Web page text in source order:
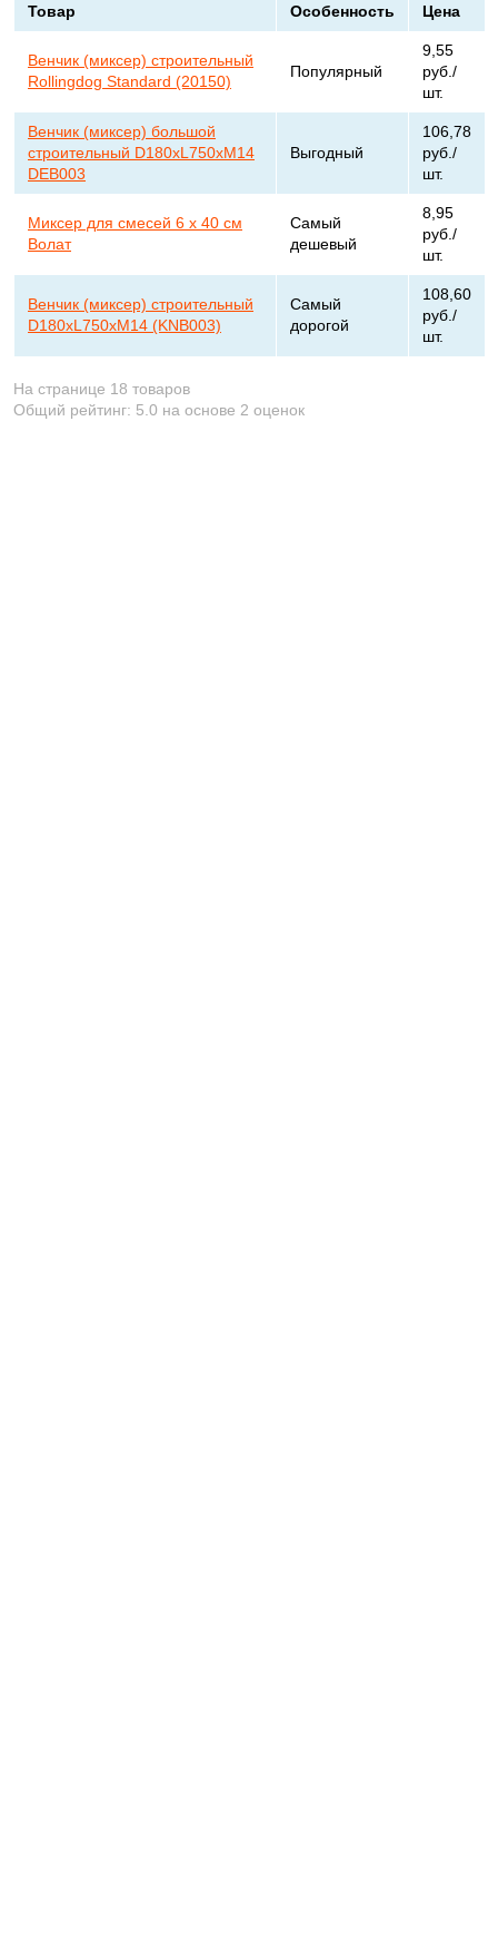
Товар Особенность Цена
Венчик (миксер) строительный
Rollingdog Standard (20150)
Популярный
9,55
руб./
шт.
Венчик (миксер) большой
строительный D180xL750xМ14
DEB003
Выгодный
106,78
руб./
шт.
Миксер для смесей 6 х 40 см
Волат
Самый
дешевый
8,95
руб./
шт.
Венчик (миксер) строительный
D180xL750xM14 (KNB003)
Самый
дорогой
108,60
руб./
шт.
На странице 18 товаров
Общий рейтинг: 5.0 на основе 2 оценок